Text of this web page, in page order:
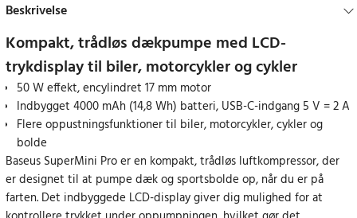
Beskrivelse
Kompakt, trådløs dækpumpe med LCD-
trykdisplay til biler, motorcykler og cykler
50 W effekt, encylindret 17 mm motor
Indbygget 4000 mAh (14,8 Wh) batteri, USB-C-indgang 5 V = 2 A
Flere oppustningsfunktioner til biler, motorcykler, cykler og
bolde
Baseus SuperMini Pro er en kompakt, trådløs luftkompressor, der
er designet til at pumpe dæk og sportsbolde op, når du er på
farten. Det indbyggede LCD-display giver dig mulighed for at